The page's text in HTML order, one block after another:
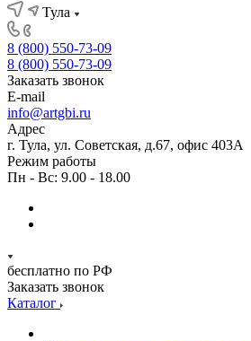
Тула
8 (800) 550-73-09
8 (800) 550-73-09
Заказать звонок
E-mail
info@artgbi.ru
Адрес
г. Тула, ул. Советская, д.67, офис 403А
Режим работы
Пн - Вс: 9.00 - 18.00
бесплатно по РФ
Заказать звонок
Каталог